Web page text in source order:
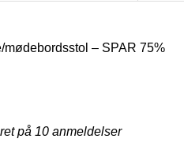
– SPAR 75%
på 10 anmeldelser